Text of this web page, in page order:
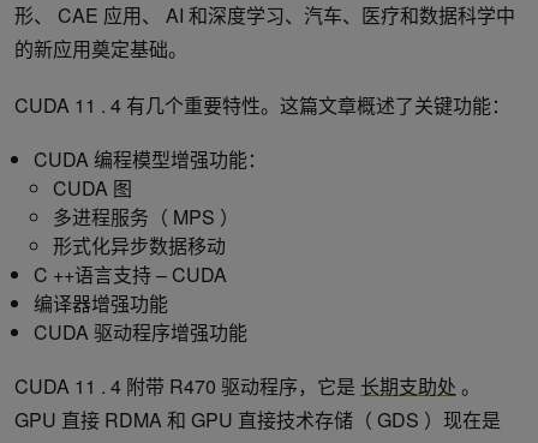
形、 CAE 应用、 AI 和深度学习、汽车、医疗和数据科学中
的新应用奠定基础。
CUDA 11 . 4 有几个重要特性。这篇文章概述了关键功能：
CUDA 编程模型增强功能：
CUDA 图
多进程服务（ MPS ）
形式化异步数据移动
C ++语言支持 – CUDA
编译器增强功能
CUDA 驱动程序增强功能
CUDA 11 . 4 附带 R470 驱动程序，它是 长期支助处 。
GPU 直接 RDMA 和 GPU 直接技术存储（ GDS ）现在是